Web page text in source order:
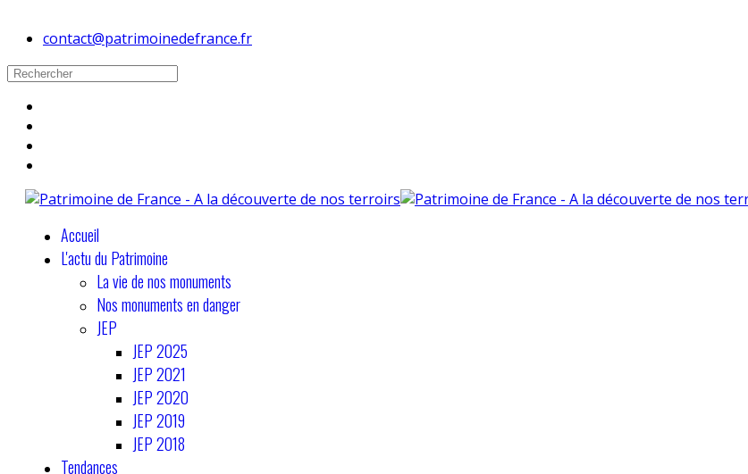
contact@patrimoinedefrance.fr
Accueil
L'actu du Patrimoine
La vie de nos monuments
Nos monuments en danger
JEP
JEP 2025
JEP 2021
JEP 2020
JEP 2019
JEP 2018
Tendances